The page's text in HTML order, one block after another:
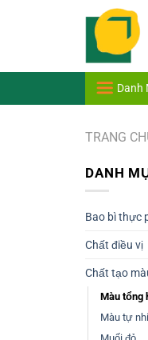
Danh
TRANG
DANH
Bao bì thực
Chất điều vị
Chất tạo
Màu tổng
Màu tự